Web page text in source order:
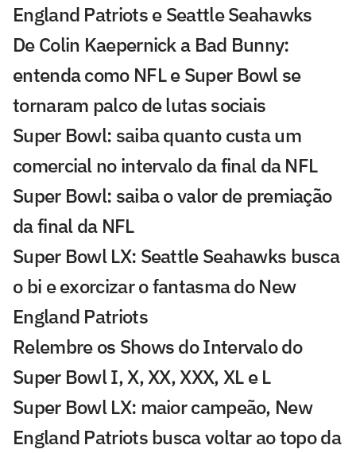
England Patriots e Seattle Seahawks
De Colin Kaepernick a Bad Bunny:
entenda como NFL e Super Bowl se
tornaram palco de lutas sociais
Super Bowl: saiba quanto custa um
comercial no intervalo da final da NFL
Super Bowl: saiba o valor de premiação
da final da NFL
Super Bowl LX: Seattle Seahawks busca
o bi e exorcizar o fantasma do New
England Patriots
Relembre os Shows do Intervalo do
Super Bowl I, X, XX, XXX, XL e L
Super Bowl LX: maior campeão, New
England Patriots busca voltar ao topo da